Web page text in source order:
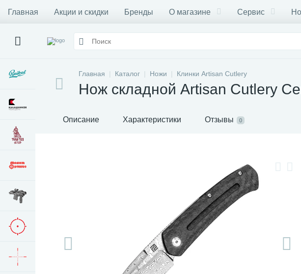
Главная Акции и скидки Бренды О магазине Сервис
Главная Каталог Ножи Клинки Artisan Cutlery
Нож складной Artisan Cutlery
Описание Характеристики Отзывы 0